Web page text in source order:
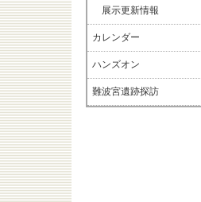
展示更新情報
カレンダー
ハンズオン
難波宮遺跡探訪